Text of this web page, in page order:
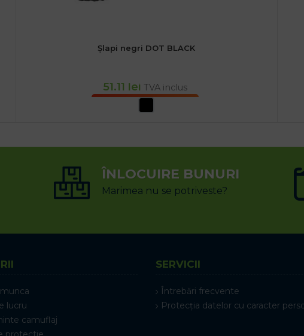
Șlapi negri DOT BLACK
51.11 lei TVA inclus
ÎNLOCUIRE BUNURI
Marimea nu se potriveste?
lucru
camuflaj
SERVICII
Întrebări frecvente
Protecția datelor cu caracter